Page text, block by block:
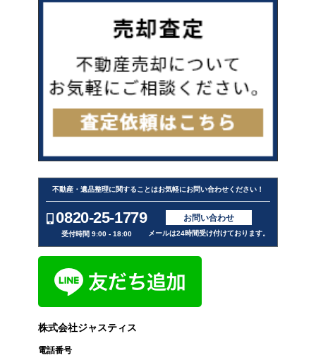
不動産・遺品整理に関することはお気軽にお問い合わせください！
0820-25-1779
受付時間 9:00 - 18:00
お問い合わせ
メールは24時間受け付けております。
株式会社ジャスティス
電話番号